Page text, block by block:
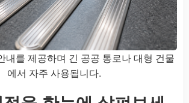
내를 제공하며 긴 공공 통로나 대형 건물
에서 자주 사용됩니다.